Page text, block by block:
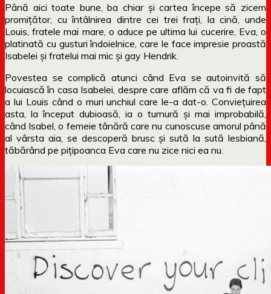
Până aici toate bune, ba chiar și cartea începe să zicem
promițător, cu întâlnirea dintre cei trei frați, la cină, unde
Louis, fratele mai mare, o aduce pe ultima lui cucerire, Eva, o
platinată cu gusturi îndoielnice, care le face impresie proastă
Isabelei și fratelui mai mic și gay Hendrik.
Povestea se complică atunci când Eva se autoinvită să
locuiască în casa Isabelei, despre care aflăm că va fi de fapt
a lui Louis când o muri unchiul care le-a dat-o. Conviețuirea
asta, la început dubioasă, ia o turnură și mai improbabilă,
când Isabel, o femeie tânără care nu cunoscuse amorul până
al vârsta aia, se descoperă brusc și sută la sută lesbiană,
tăbărând pe pițipoanca Eva care nu zice nici ea nu.